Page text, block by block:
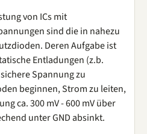
von ICs mit
sind die in nahezu
Deren Aufgabe ist
Entladungen (z.b.
Spannung zu
beginnen, Strom zu leiten,
ca. 300 mV - 600 mV über
unter GND absinkt.